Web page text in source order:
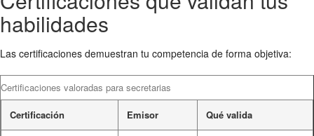
habilidades
Las certificaciones demuestran tu competencia de forma objetiva:
Certificaciones valoradas para secretarias
Certificación Emisor Qué valida